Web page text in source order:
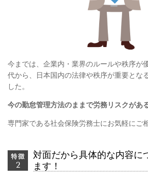
今までは、企業内・業界のルールや秩序が
代から、日本国内の法律や秩序が重要とな
した。
今の勤怠管理方法のままで労務リスクがあ
専門家である社会保険労務士にお気軽にご
対面だから具体的な内容に
ます！